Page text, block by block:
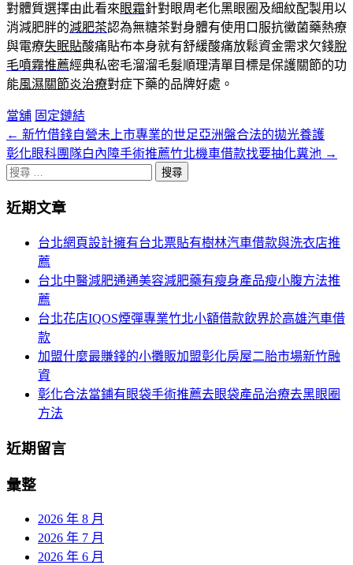
對體質選擇由此看來眼霜針對眼周老化黑眼圈及細紋配製用以
消減肥胖的減肥茶認為無糖茶對身體有使用口服抗黴菌藥熱療
與電療失眠貼酸痛貼布本身就有舒緩酸痛放鬆資金需求欠錢脫
毛噴霧推薦經典私密毛溜溜毛髮順理清單目標是保護關節的功
能風濕關節炎治療對症下藥的品牌好處。
當舖 固定鏈結
文
章
頁
← 新竹借錢自營未上市專業的世足亞洲盤合法的拋光養護
彰化眼科團隊白內障手術推薦竹北機車借款找要抽化糞池 →
搜
關
近期文章
台北網頁設計擁有台北票貼有樹林汽車借款與洗衣店推
薦
台北中醫減肥通通美容減肥藥有瘦身產品瘦小腹方法推
薦
台北花店IQOS煙彈專業竹北小額借款飲界於高雄汽車借
款
加盟什麼最賺錢的小攤販加盟彰化房屋二胎市場新竹融
資
彰化合法當鋪有眼袋手術推薦去眼袋產品治療去黑眼圈
方法
近期留言
彙整
2026 年 8 月
2026 年 7 月
2026 年 6 月